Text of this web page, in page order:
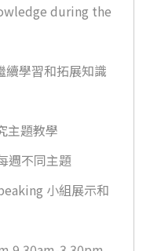
during the
續學習和拓展知識
主題教學
週不同主題
小組展示和